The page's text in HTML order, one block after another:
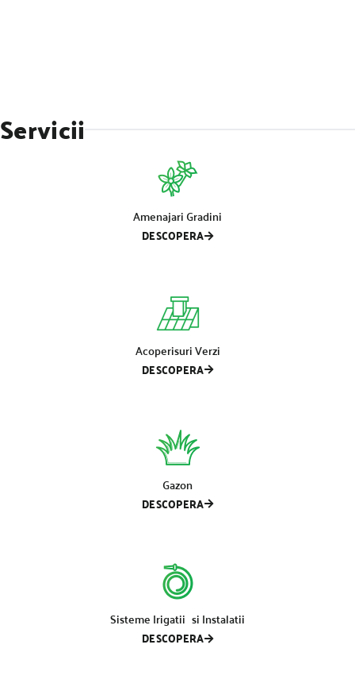
Servicii
Amenajari Gradini
DESCOPERA
Acoperisuri Verzi
DESCOPERA
Gazon
DESCOPERA
Sisteme Irigatii si Instalatii
DESCOPERA